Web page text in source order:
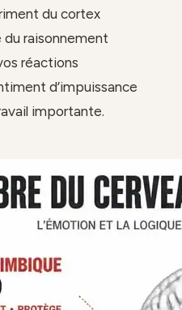
du cortex
raisonnement
réactions
d’impuissance
importante.